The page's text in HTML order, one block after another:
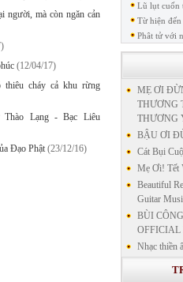
người, mà còn ngăn cản
(12/04/17)
cháy cả khu rừng
Lạng - Bạc Liêu
Đạo Phật (23/12/16)
Lũ lụt cuốn
Từ hiện đến
Phât tử với
MẸ ƠI
THƯƠNG
THƯƠNG
BẬU ƠI
Cát Bụi
Mẹ Ơi! Tết
Beautiful
Guitar
BÙI
OFFICIAL
Nhạc thiền
Nhạc thiền